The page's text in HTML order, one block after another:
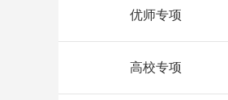
优师专项
高校专项